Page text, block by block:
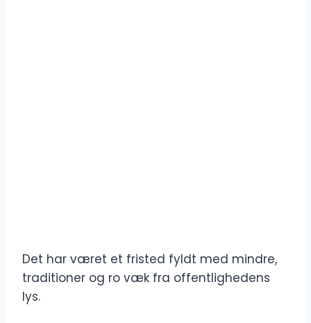
Det har været et fristed fyldt med mindre,
traditioner og ro væk fra offentlighedens
lys.